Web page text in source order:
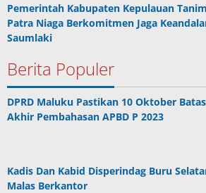
Pemerintah Kabupaten Kepulauan
Patra Niaga Berkomitmen Jaga
Saumlaki
Berita Populer
DPRD Maluku Pastikan 10 Oktober Batas
Akhir Pembahasan APBD P 2023
Kadis Dan Kabid Disperindag Buru
Malas Berkantor